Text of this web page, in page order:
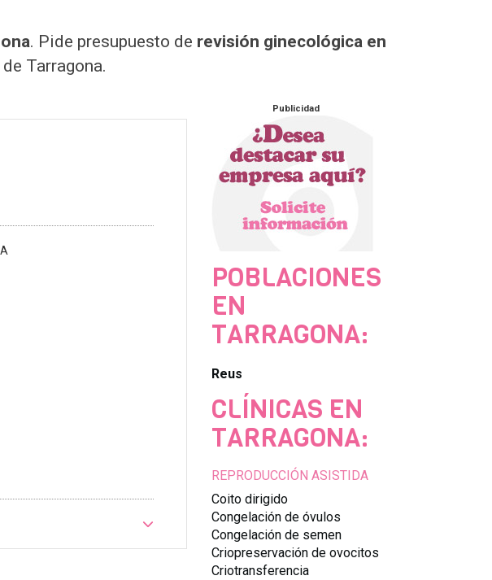
. Pide presupuesto de revisión ginecológica en
Tarragona.
Publicidad
POBLACIONES
EN
TARRAGONA:
Reus
CLÍNICAS EN
TARRAGONA:
REPRODUCCIÓN ASISTIDA
Coito dirigido
Congelación de óvulos
Congelación de semen
Criopreservación de ovocitos
Criotransferencia